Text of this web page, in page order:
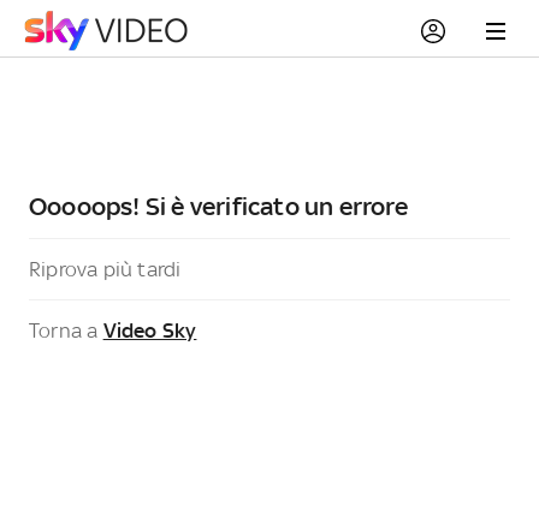
Ooooops! Si è verificato un errore
Riprova più tardi
Torna a Video Sky